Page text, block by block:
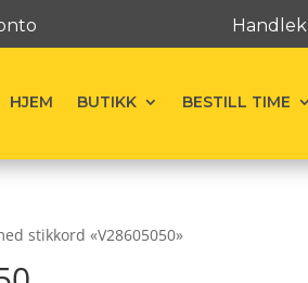
HJEM BUTIKK BESTILL TIME
stikkord «V28605050»